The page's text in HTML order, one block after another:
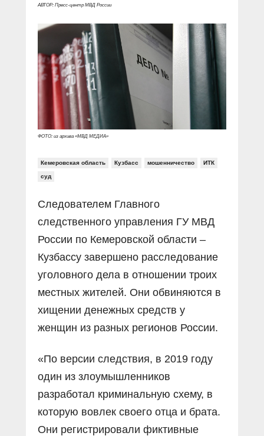
Социальные ролики
Документальные фильмы
Прямой разговор
Специальный репортаж
КиберПОСТОВОЙ
Журнал «Полиция России»
Контакты
Вакансии
АВТОР: Пресс-центр МВД России
ФОТО: из архива «МВД МЕДИА»
Кемеровская область Кузбасс мошенничество ИТК
суд
Следователем Главного
следственного управления ГУ МВД
России по Кемеровской области –
Кузбассу завершено расследование
уголовного дела в отношении троих
местных жителей. Они обвиняются в
хищении денежных средств у
женщин из разных регионов России.
«По версии следствия, в 2019 году
один из злоумышленников
разработал криминальную схему, в
которую вовлек своего отца и брата.
Они регистрировали фиктивные